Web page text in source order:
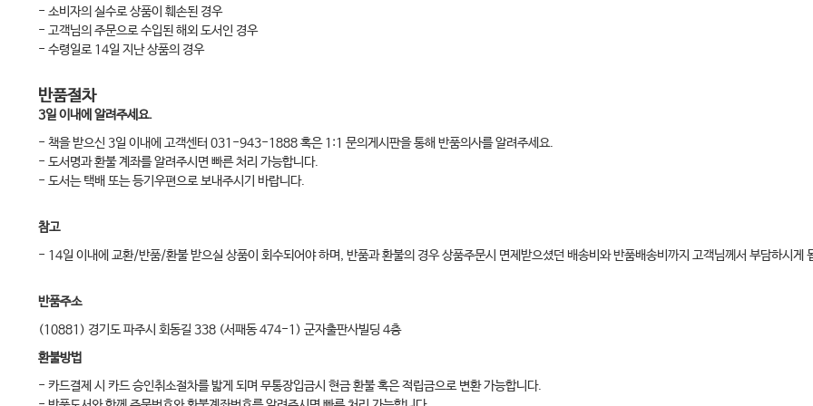
- 소비자의 실수로 상품이 훼손된 경우
- 고객님의 주문으로 수입된 해외 도서인 경우
- 수령일로 14일 지난 상품의 경우
반품절차
3일 이내에 알려주세요.
- 책을 받으신 3일 이내에 고객센터 031-943-1888 혹은 1:1 문의게시판을 통해 반품의사를 알려주세요.
- 도서명과 환불 계좌를 알려주시면 빠른 처리 가능합니다.
- 도서는 택배 또는 등기우편으로 보내주시기 바랍니다.
참고
- 14일 이내에 교환/반품/환불 받으실 상품이 회수되어야 하며, 반품과 환불의 경우 상품주문시 면제받으셨던 배송비와 반품배송비까지 고객님께서 부담하시게
반품주소
(10881) 경기도 파주시 회동길 338 (서패동 474-1) 군자출판사빌딩 4층
환불방법
- 카드결제 시 카드 승인취소절차를 밟게 되며 무통장입금시 현금 환불 혹은 적립금으로 변환 가능합니다.